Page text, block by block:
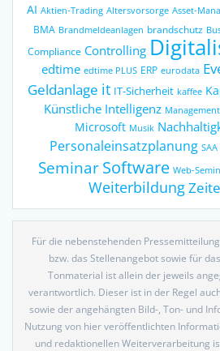
AI Aktien-Trading Altersvorsorge Asset-
BMA Brandmeldeanlagen brandschutz
Compliance Controlling
edtime edtime PLUS ERP eurodata
Geldanlage it IT-Sicherheit kaffee
Künstliche Intelligenz Management
Microsoft Musik
Personaleinsatzplanung SAA
SeminarSoftware Web-
Weiterbildung
Für die nebenstehenden
bzw. das Stellenangebot sowie für
Tonmaterial ist allein der jeweils
verantwortlich. Dieser ist in der Regel
sowie der angehängten Bild-, Ton- und
Nutzung von hier veröffentlichten
und redaktionellen Weiterverarbeitung